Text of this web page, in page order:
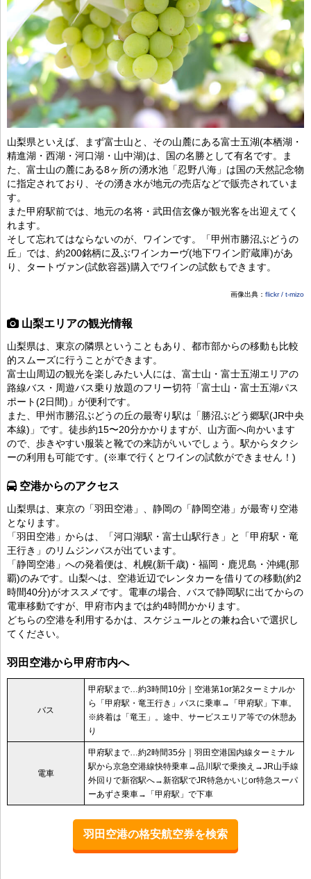
山梨県といえば、まず富士山と、その山麓にある富士五湖(本栖湖・
精進湖・西湖・河口湖・山中湖)は、国の名勝として有名です。ま
た、富士山の麓にある8ヶ所の湧水池「忍野八海」は国の天然記念物
に指定されており、その湧き水が地元の売店などで販売されていま
す。
また甲府駅前では、地元の名将・武田信玄像が観光客を出迎えてく
れます。
そして忘れてはならないのが、ワインです。「甲州市勝沼ぶどうの
丘」では、約200銘柄に及ぶワインカーヴ(地下ワイン貯蔵庫)があ
り、タートヴァン(試飲容器)購入でワインの試飲もできます。
画像出典： flickr / t-mizo
山梨エリアの観光情報
山梨県は、東京の隣県ということもあり、都市部からの移動も比較
的スムーズに行うことができます。
富士山周辺の観光を楽しみたい人には、富士山・富士五湖エリアの
路線バス・周遊バス乗り放題のフリー切符「富士山・富士五湖パス
ポート(2日間)」が便利です。
また、甲州市勝沼ぶどうの丘の最寄り駅は「勝沼ぶどう郷駅(JR中央
本線)」です。徒歩約15〜20分かかりますが、山方面へ向かいます
ので、歩きやすい服装と靴での来訪がいいでしょう。駅からタクシ
ーの利用も可能です。(※車で行くとワインの試飲ができません！)
空港からのアクセス
山梨県は、東京の「羽田空港」、静岡の「静岡空港」が最寄り空港
となります。
「羽田空港」からは、「河口湖駅・富士山駅行き」と「甲府駅・竜
王行き」のリムジンバスが出ています。
「静岡空港」への発着便は、札幌(新千歳)・福岡・鹿児島・沖縄(那
覇)のみです。山梨へは、空港近辺でレンタカーを借りての移動(約2
時間40分)がオススメです。電車の場合、バスで静岡駅に出てからの
電車移動ですが、甲府市内までは約4時間かかります。
どちらの空港を利用するかは、スケジュールとの兼ね合いで選択し
てください。
羽田空港から甲府市内へ
バス
甲府駅まで…約3時間10分｜空港第1or第2ターミナルか
ら「甲府駅・竜王行き」バスに乗車→「甲府駅」下車。
※終着は「竜王」。途中、サービスエリア等での休憩あ
り
電車
甲府駅まで…約2時間35分｜羽田空港国内線ターミナル
駅から京急空港線快特乗車→品川駅で乗換え→JR山手線
外回りで新宿駅へ→新宿駅でJR特急かいじor特急スーパ
ーあずさ乗車→「甲府駅」で下車
羽田空港の格安航空券を検索